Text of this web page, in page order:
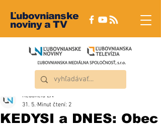
Ľubovnianske
noviny a TV
KEDYSI a DNES: Obec
Redakcia ĽN
31. 5. Minut čtení: 2